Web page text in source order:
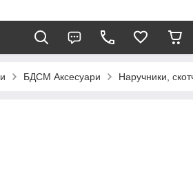
БДСМ Аксесуари Наручники,